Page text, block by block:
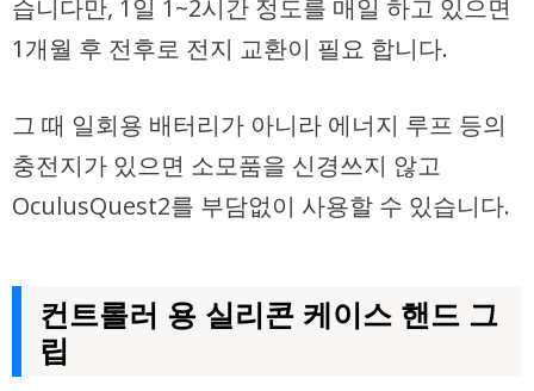
습니다만, 1일 1~2시간 정도를 매일 하고 있으면
1개월 후 전후로 전지 교환이 필요 합니다.
그 때 일회용 배터리가 아니라 에너지 루프 등의
충전지가 있으면 소모품을 신경쓰지 않고
OculusQuest2를 부담없이 사용할 수 있습니다.
컨트롤러 용 실리콘 케이스 핸드 그
립